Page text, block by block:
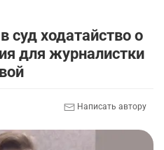
суд ходатайство о
для журналистки
Написать автору